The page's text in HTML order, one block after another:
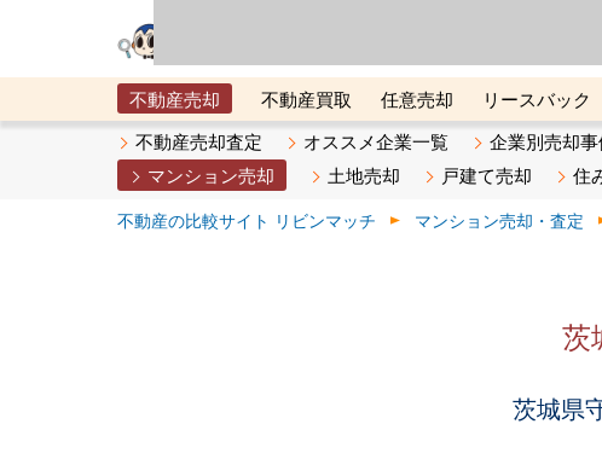
不動産売却 不動産買取 任意売却 リースバック
メタ住宅展示場
ベスト不動産カンパニー オンライン
不動産売却査定 オススメ企業一覧 企業別売却事
マンション売却
土地売却 戸建て売却 住
不動産の比較サイト リビンマッチ マンション売却・査定
茨
茨城県